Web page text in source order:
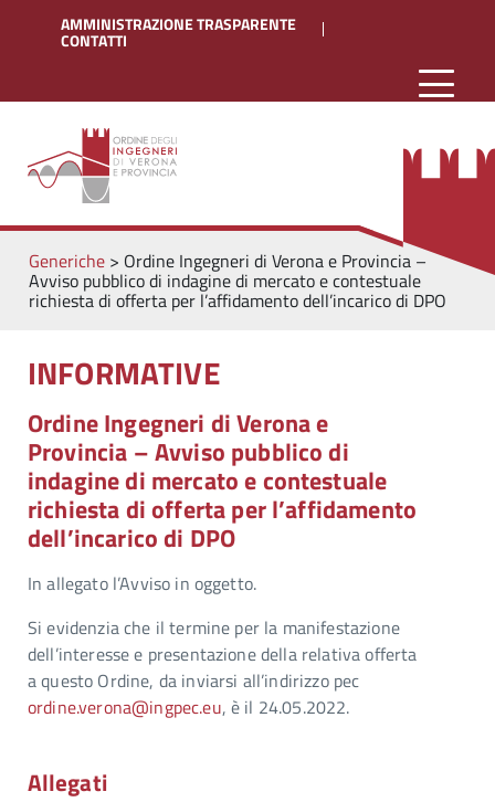
AMMINISTRAZIONE TRASPARENTE
CONTATTI
Generiche> Ordine Ingegneri di Verona e Provincia –
Avviso pubblico di indagine di mercato e contestuale
richiesta di offerta per l’affidamento dell’incarico di DPO
INFORMATIVE
Ordine Ingegneri di Verona e
Provincia – Avviso pubblico di
indagine di mercato e contestuale
richiesta di offerta per l’affidamento
dell’incarico di DPO
In allegato l’Avviso in oggetto.
Si evidenzia che il termine per la manifestazione
dell’interesse e presentazione della relativa offerta
a questo Ordine, da inviarsi all’indirizzo pec
ordine.verona@ingpec.eu, è il 24.05.2022.
Allegati